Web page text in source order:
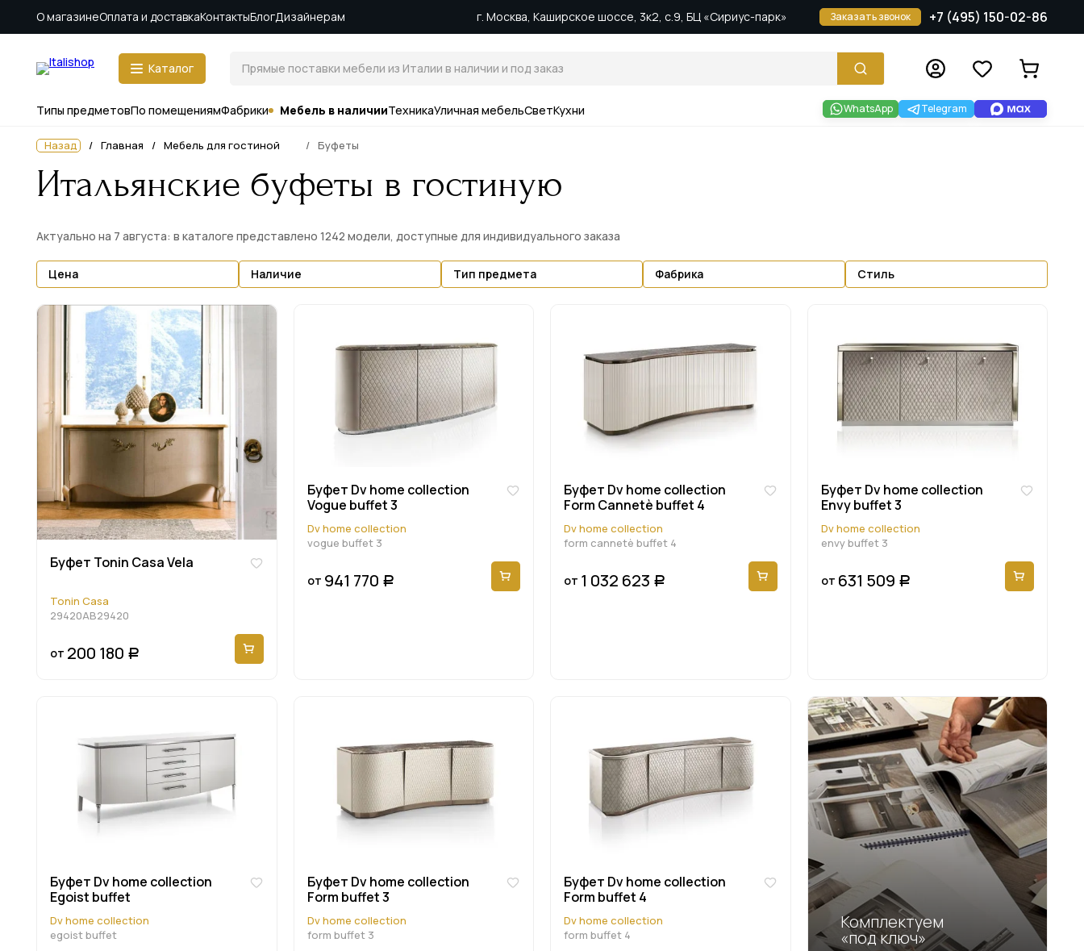
О магазинеОплата и доставкаКонтактыБлогДизайнерам г. Москва, Каширское шоссе, 3к2, с.9, БЦ «Сириус-парк» Заказать звонок +7 (495) 150-02-86
Каталог
Типы предметовПо помещениямФабрики Мебель в наличииТехникаУличная мебельСветКухни WhatsApp Telegram
Назад Главная Мебель для гостиной Буфеты
Итальянские буфеты в гостиную
Актуально на 7 августа: в каталоге представлено 1242 модели, доступные для индивидуального заказа
Цена Наличие Тип предмета Фабрика Стиль
Буфет Tonin Casa Vela
Tonin Casa
29420AB29420
от 200 180 Р
Буфет Dv home collection
Vogue buffet 3
Dv home collection
vogue buffet 3
от 941 770 Р
Буфет Dv home collection
Form Cannetè buffet 4
Dv home collection
form cannetè buffet 4
от 1 032 623 Р
Буфет Dv home collection
Envy buffet 3
Dv home collection
envy buffet 3
от 631 509 Р
Буфет Dv home collection
Egoist buffet
Dv home collection
egoist buffet
Буфет Dv home collection
Form buffet 3
Dv home collection
form buffet 3
Буфет Dv home collection
Form buffet 4
Dv home collection
form buffet 4
Комплектуем
«под ключ»